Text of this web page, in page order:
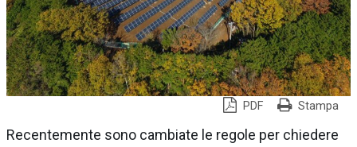
PDF Stampa
Recentemente sono cambiate le regole per chiedere